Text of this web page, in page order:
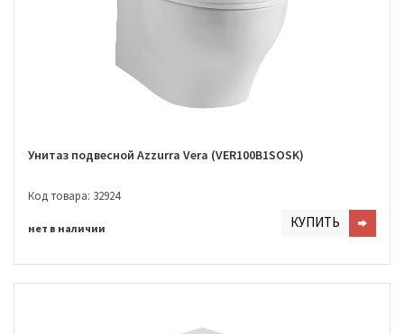
Унитаз подвесной Azzurra Vera (VER100B1SOSK)
Код товара: 32924
нет в наличии КУПИТЬ